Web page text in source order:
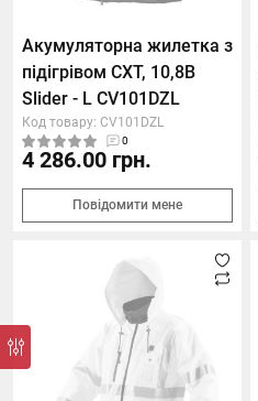
Акумуляторна жилетка з
підігрівом СXT, 10,8В
Slider - L CV101DZL
Код товару: CV101DZL
0
4 286.00 грн.
Повідомити мене